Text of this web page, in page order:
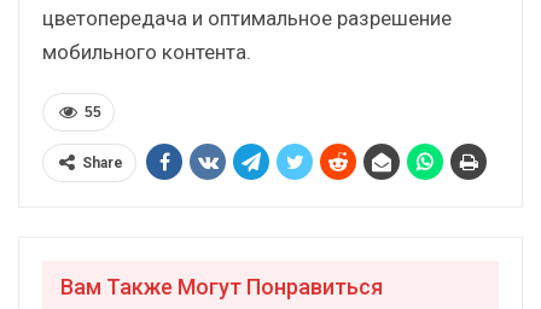
цветопередача и оптимальное разрешение
мобильного контента.
55
Share
Вам Также Могут Понравиться